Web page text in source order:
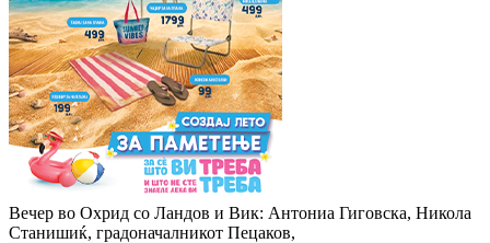
Вечер во Охрид со Ландов и Вик: Антониа Гиговска, Никола
Станишиќ, градоначалникот Пецаков,